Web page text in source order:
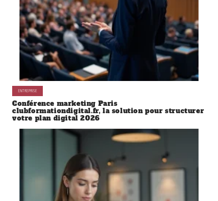
ENTREPRISE
Conférence marketing Paris
clubformationdigital.fr, la solution pour structurer
votre plan digital 2026